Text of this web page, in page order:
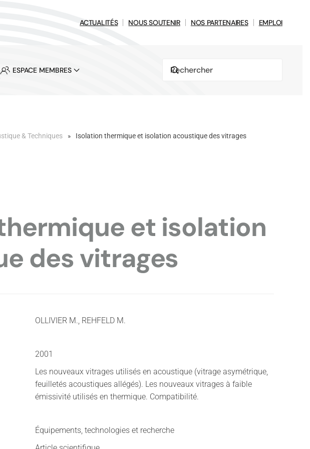
ACTUALITÉS NOUS SOUTENIR NOS PARTENAIRES EMPLOI
ESPACE MEMBRES
& Techniques Isolation thermique et isolation acoustique des vitrages
et isolation
des vitrages
OLLIVIER M., REHFELD M.
2001
Les nouveaux vitrages utilisés en acoustique (vitrage asymétrique,
feuilletés acoustiques allégés). Les nouveaux vitrages à faible
émissivité utilisés en thermique. Compatibilité.
Équipements, technologies et recherche